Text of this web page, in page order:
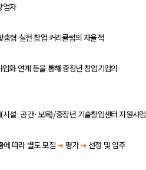
업자
형 실전 창업 커리큘럼의 자율적
업화 연계 등을 통해 중장년 창업기업의
(시설·공간· 보육)/중장년 기술창업센터 지원사업
에 따라 별도 모집➜ 평가➜ 선정 및 입주